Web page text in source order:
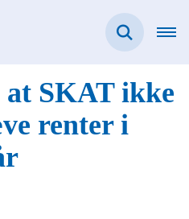
SKAT ikke
renter i